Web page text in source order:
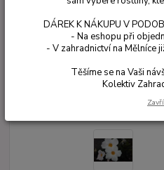
DÁREK K NÁKUPU V
- Na eshopu při
- V zahradnictví na Mělníce
Těšíme se na Vaši
Kolektiv